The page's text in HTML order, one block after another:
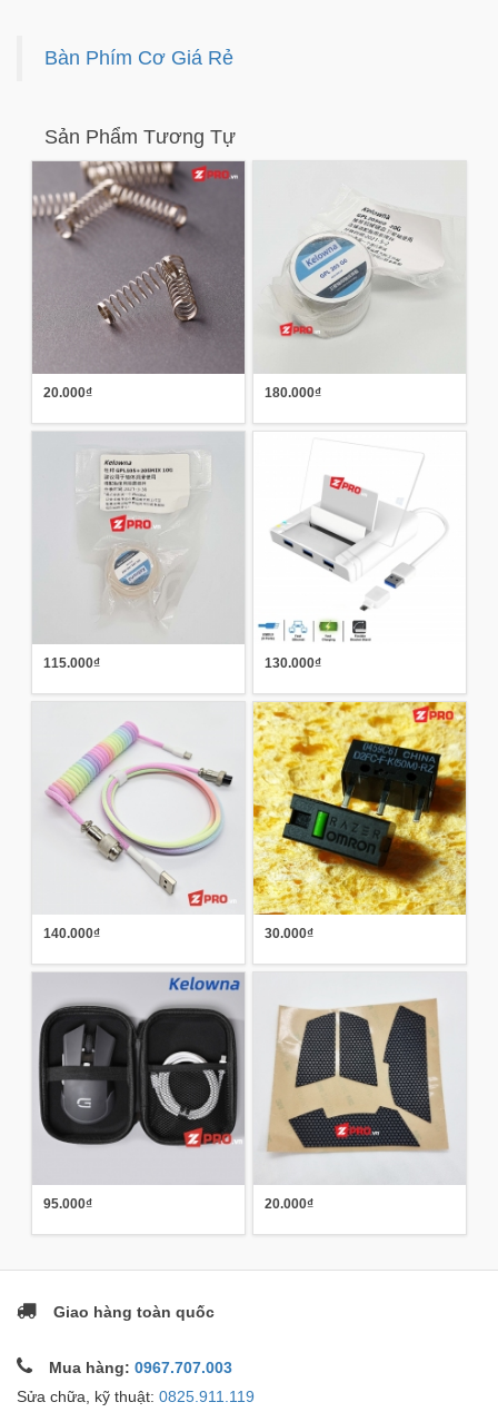
Bàn Phím Cơ Giá Rẻ
Sản Phẩm Tương Tự
20.000₫ 180.000₫
115.000₫ 130.000₫
140.000₫ 30.000₫
95.000₫ 20.000₫
Giao hàng toàn quốc
Mua hàng: 0967.707.003
Sửa chữa, kỹ thuật: 0825.911.119